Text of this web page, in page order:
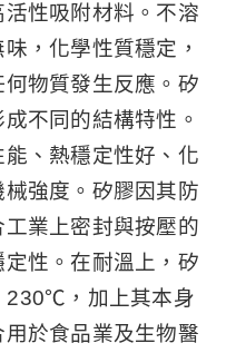
性吸附材料。不溶
，化學性質穩定，
物質發生反應。矽
不同的結構特性。
、熱穩定性好、化
強度。矽膠因其防
業上密封與按壓的
性。在耐溫上，矽
230℃，加上其本身
於食品業及生物醫